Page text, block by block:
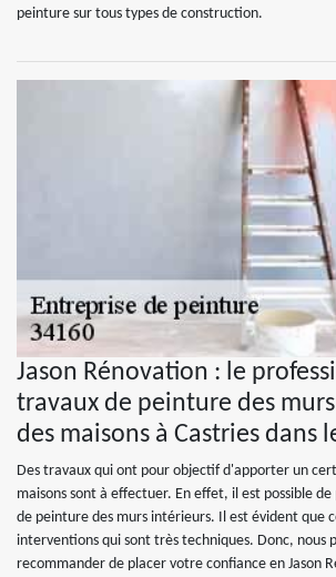
peinture sur tous types de construction.
Jason Rénovation : le
travaux de peinture des
des maisons à Castries dans
Des travaux qui ont pour objectif d'apporter un
maisons sont à effectuer. En effet, il est possible
de peinture des murs intérieurs. Il est évident que
interventions qui sont très techniques. Donc, nous
recommander de placer votre confiance en Jason